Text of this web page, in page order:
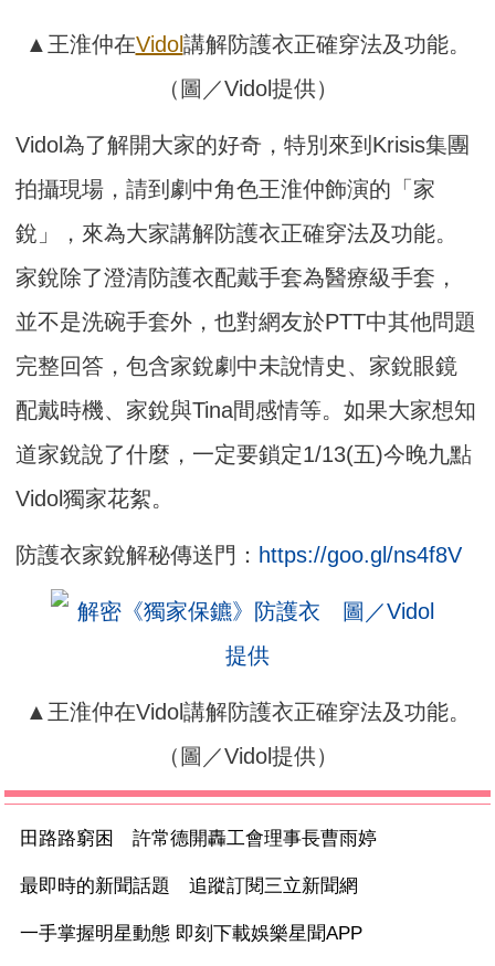
▲王淮仲在Vidol講解防護衣正確穿法及功能。
（圖／Vidol提供）
Vidol為了解開大家的好奇，特別來到Krisis集團
拍攝現場，請到劇中角色王淮仲飾演的「家
銳」，來為大家講解防護衣正確穿法及功能。
家銳除了澄清防護衣配戴手套為醫療級手套，
並不是洗碗手套外，也對網友於PTT中其他問題
完整回答，包含家銳劇中未說情史、家銳眼鏡
配戴時機、家銳與Tina間感情等。如果大家想知
道家銳說了什麼，一定要鎖定1/13(五)今晚九點
Vidol獨家花絮。
防護衣家銳解秘傳送門： https://goo.gl/ns4f8V
▲王淮仲在Vidol講解防護衣正確穿法及功能。
（圖／Vidol提供）
田路路窮困 許常德開轟工會理事長曹雨婷
最即時的新聞話題 追蹤訂閱三立新聞網
一手掌握明星動態 即刻下載娛樂星聞APP